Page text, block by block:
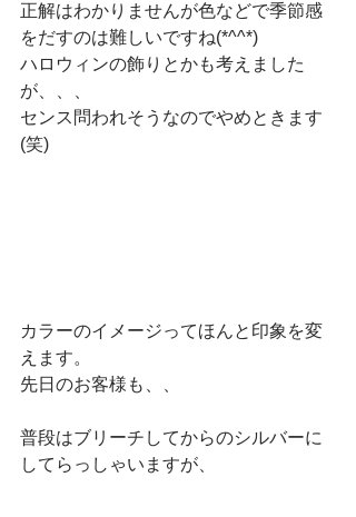
正解はわかりませんが色などで季節感
をだすのは難しいですね(*^^*)
ハロウィンの飾りとかも考えました
が、、、
センス問われそうなのでやめときます
(笑)
カラーのイメージってほんと印象を変
えます。
先日のお客様も、、
普段はブリーチしてからのシルバーに
してらっしゃいますが、